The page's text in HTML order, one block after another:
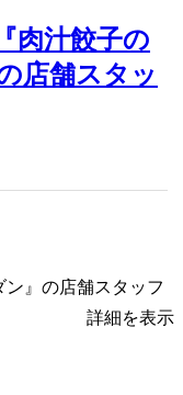
肉汁餃子の
店舗スタッ
』の店舗スタッフ
詳細を表示